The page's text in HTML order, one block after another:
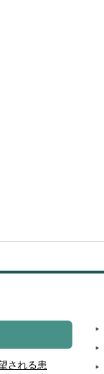
される患